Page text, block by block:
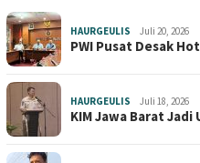
HAURGEULIS Juli 20, 2026
PWI Pusat Desak
HAURGEULIS Juli 18, 2026
KIM Jawa Barat